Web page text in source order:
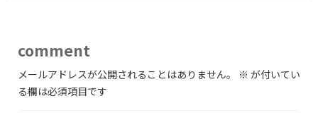
comment
メールアドレスが公開されることはありません。 ※ が付いてい
る欄は必須項目です